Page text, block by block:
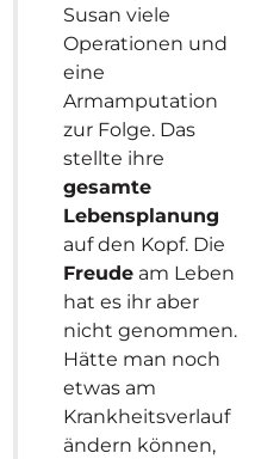
Susan viele
Operationen und
eine
Armamputation
zur Folge. Das
stellte ihre
gesamte
Lebensplanung
auf den Kopf. Die
Freudeam Leben
hat es ihr aber
nicht genommen.
Hätte man noch
etwas am
Krankheitsverlauf
ändern können,